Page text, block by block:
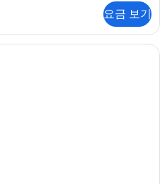
요금 보기
고급 침구, 오리/거위털 이불, 미니바,